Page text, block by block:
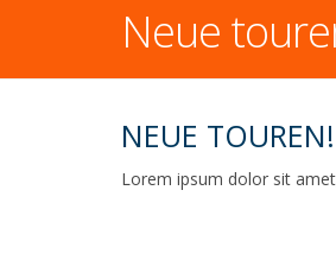
Neue
NEUE TOUREN!
Lorem ipsum dolor sit